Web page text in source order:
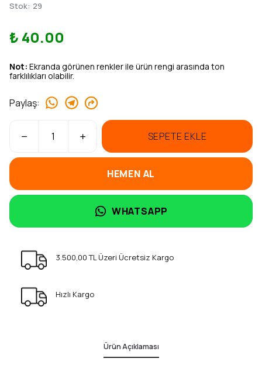
Stok: 29
₺ 40.00
Not: Ekranda görünen renkler ile ürün rengi arasında ton
farklılıkları olabilir.
Paylaş:
SEPETE EKLE
HEMEN AL
WHATSAPP
3.500,00 TL Üzeri Ücretsiz Kargo
Hızlı Kargo
Ürün Açıklaması